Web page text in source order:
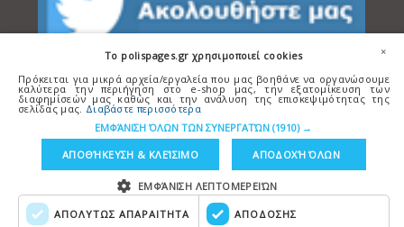
×
To polispages.gr χρησιμοποιεί cookies
Πρόκειται για μικρά αρχεία/εργαλεία που μας βοηθάνε να οργανώσουμε
καλύτερα την περιήγηση στο e-shop μας, την εξατομίκευση των
διαφημίσεών μας καθώς και την ανάλυση της επισκεψιμότητας της
σελίδας μας. Διαβάστε περισσότερα
ΕΜΦΆΝΙΣΗ ΌΛΩΝ ΤΩΝ ΣΥΝΕΡΓΑΤΏΝ(1910) →
ΑΠΟΛΥΤΩΣ ΑΠΑΡΑΙΤΗΤΑ ΑΠΟΔΟΣΗΣ
ΑΠΟΘΉΚΕΥΣΗ & ΚΛΕΊΣΙΜΟ ΑΠΟΔΟΧΉ ΌΛΩΝ
ΕΜΦΆΝΙΣΗ ΛΕΠΤΟΜΕΡΕΙΏΝ